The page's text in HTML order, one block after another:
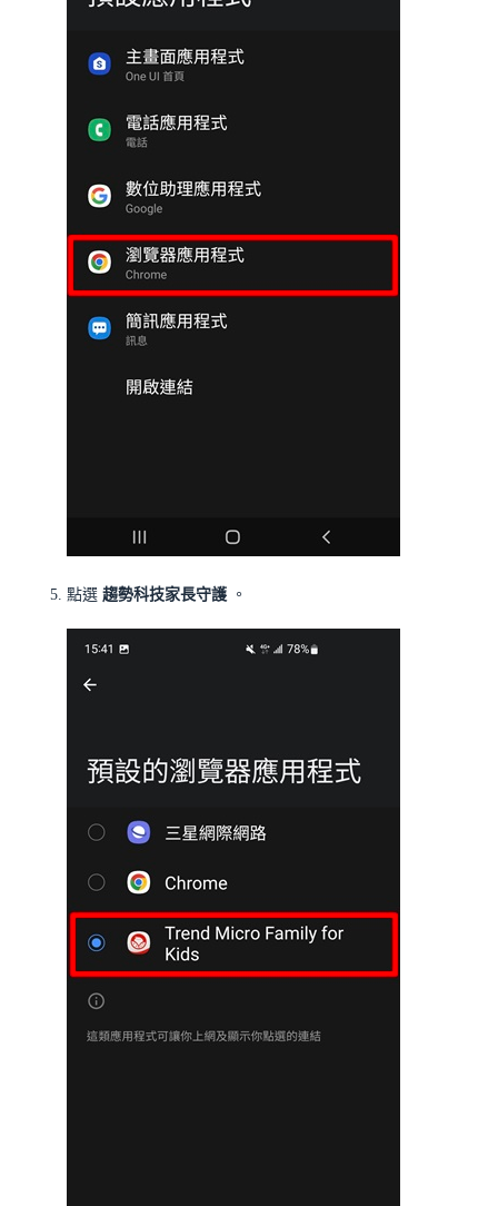
點選 趨勢科技家長守護 。